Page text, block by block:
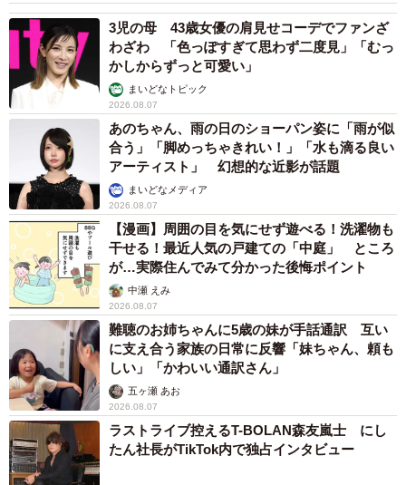
3児の母 43歳女優の肩見せコーデでファンざ
わざわ 「色っぽすぎて思わず二度見」「むっ
かしからずっと可愛い」
まいどなトピック
2026.08.07
あのちゃん、雨の日のショーパン姿に「雨が似
合う」「脚めっちゃきれい！」「水も滴る良い
アーティスト」 幻想的な近影が話題
まいどなメディア
2026.08.07
【漫画】周囲の目を気にせず遊べる！洗濯物も
干せる！最近人気の戸建ての「中庭」 ところ
が…実際住んでみて分かった後悔ポイント
中瀬 えみ
2026.08.07
難聴のお姉ちゃんに5歳の妹が手話通訳 互い
に支え合う家族の日常に反響「妹ちゃん、頼も
しい」「かわいい通訳さん」
五ヶ瀬 あお
2026.08.07
ラストライブ控えるT-BOLAN森友嵐士 にし
たん社長がTikTok内で独占インタビュー